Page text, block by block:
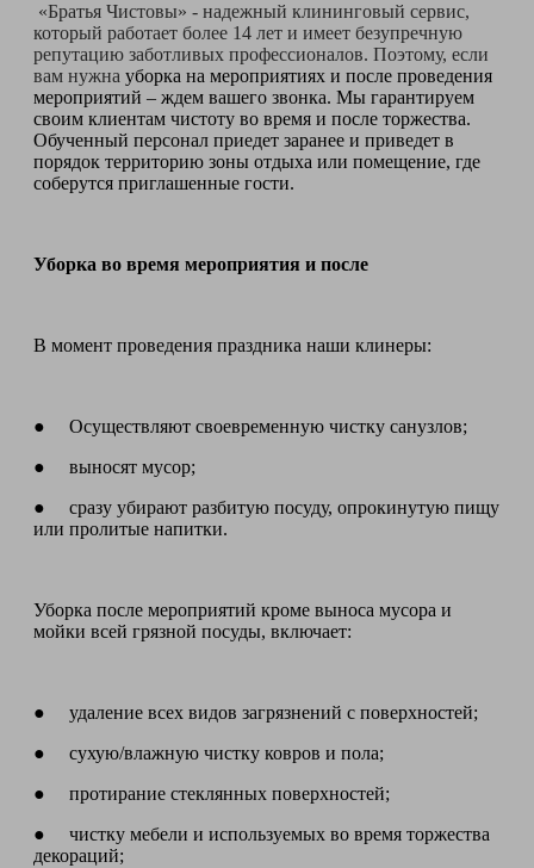
«Братья Чистовы» - надежный клининговый сервис,
который работает более 14 лет и имеет безупречную
репутацию заботливых профессионалов. Поэтому, если
вам нужна уборка на мероприятиях и после проведения
мероприятий – ждем вашего звонка. Мы гарантируем
своим клиентам чистоту во время и после торжества.
Обученный персонал приедет заранее и приведет в
порядок территорию зоны отдыха или помещение, где
соберутся приглашенные гости.
Уборка во время мероприятия и после
В момент проведения праздника наши клинеры:
● Осуществляют своевременную чистку санузлов;
● выносят мусор;
● сразу убирают разбитую посуду, опрокинутую пищу
или пролитые напитки.
Уборка после мероприятий кроме выноса мусора и
мойки всей грязной посуды, включает:
● удаление всех видов загрязнений с поверхностей;
● сухую/влажную чистку ковров и пола;
● протирание стеклянных поверхностей;
● чистку мебели и используемых во время торжества
декораций;